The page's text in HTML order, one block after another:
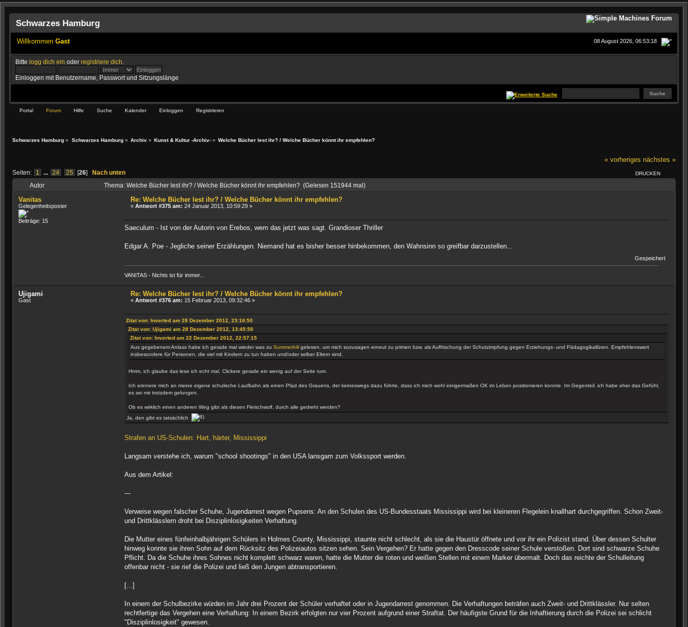
Schwarzes Hamburg
08 August 2026, 06:53:18
Willkommen Gast
Bittelogg dich ein oderregistriere dich
Einloggen mit Benutzername, Passwort und Sitzungslänge
Portal Forum Hilfe Suche Kalender Einloggen Registrieren
Schwarzes Hamburg » Schwarzes Hamburg» Archiv» Kunst & Kultur -Archiv-» Welche Bücher lest ihr? / Welche Bücher könnt ihr empfehlen?
« vorheriges nächstes »
Seiten: 1 ... 24 25 [26] Nach unten DRUCKEN
Autor Thema: Welche Bücher lest ihr? / Welche Bücher könnt ihr empfehlen? (Gelesen 151944 mal)
Vanitas
Gelegenheitsposter
Beiträge: 15
Re: Welche Bücher lest ihr? / Welche Bücher könnt ihr empfehlen?
«Antwort #375 am: 24 Januar 2013, 10:59:29 »
Saeculum - Ist von der Autorin von Erebos, wem das jetzt was sagt. Grandioser Thriller
Edgar A. Poe - Jegliche seiner Erzählungen. Niemand hat es bisher besser hinbekommen, den Wahnsinn so greifbar darzustellen...
Gespeichert
VANITAS - Nichts ist für immer...
Ujigami
Gast
Re: Welche Bücher lest ihr? / Welche Bücher könnt ihr empfehlen?
«Antwort #376 am: 15 Februar 2013, 09:32:46 »
Zitat von: Inverted am 28 Dezember 2012, 23:16:50
Zitat von: Ujigami am 28 Dezember 2012, 13:45:50
Zitat von: Inverted am 22 Dezember 2012, 22:57:15
Aus gegebenem Anlass habe ich gerade mal wieder was zu Summerhillgelesen, um mich sozusagen erneut zu primen bzw. als Auffrischung der Schutzimpfung gegen Erziehungs- und Pädagogikallüren. Empfehlenswert
insbesondere für Personen, die viel mit Kindern zu tun haben und/oder selber Eltern sind.
Hmm, ich glaube das lese ich echt mal. Clickere gerade ein wenig auf der Seite rum.
Ich erinnere mich an meine eigene schulische Laufbahn als einen Pfad des Grauens, der keineswegs dazu führte, dass ich mich wohl einigermaßen OK im Leben positionieren konnte. Im Gegenteil, ich habe eher das Gefühl,
es sei mir trotzdem gelungen.
Ob es wirklich einen anderen Weg gibt als diesen Fleischwolf, durch alle gedreht werden?
Ja, den gibt es tatsächlich
Strafen an US-Schulen: Hart, härter, Mississippi
Langsam verstehe ich, warum "school shootings" in den USA lansgam zum Volkssport werden.
Aus dem Artikel:
---
Verweise wegen falscher Schuhe, Jugendarrest wegen Pupsens: An den Schulen des US-Bundesstaats Mississippi wird bei kleineren Flegelein knallhart durchgegriffen. Schon Zweit-
und Drittklässlern droht bei Disziplinlosigkeiten Verhaftung.
Die Mutter eines fünfeinhalbjährigen Schülers in Holmes County, Mississippi, staunte nicht schlecht, als sie die Haustür öffnete und vor ihr ein Polizist stand. Über dessen Schulter
hinweg konnte sie ihren Sohn auf dem Rücksitz des Polizeiautos sitzen sehen. Sein Vergehen? Er hatte gegen den Dresscode seiner Schule verstoßen. Dort sind schwarze Schuhe
Pflicht. Da die Schuhe ihres Sohnes nicht komplett schwarz waren, hatte die Mutter die roten und weißen Stellen mit einem Marker übermalt. Doch das reichte der Schulleitung
offenbar nicht - sie rief die Polizei und ließ den Jungen abtransportieren.
[...]
In einem der Schulbezirke würden im Jahr drei Prozent der Schüler verhaftet oder in Jugendarrest genommen. Die Verhaftungen beträfen auch Zweit- und Drittklässler. Nur selten
rechtfertige das Vergehen eine Verhaftung: In einem Bezirk erfolgten nur vier Prozent aufgrund einer Straftat. Der häufigste Grund für die Inhaftierung durch die Polizei sei schlicht
"Disziplinlosigkeit" gewesen.